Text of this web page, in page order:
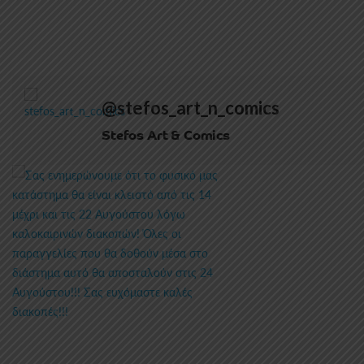
@stefos_art_n_comics
Stefos Art & Comics